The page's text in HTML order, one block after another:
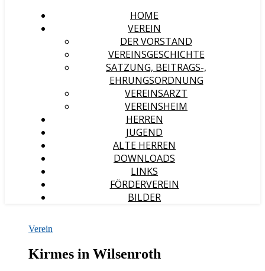
HOME
VEREIN
DER VORSTAND
VEREINSGESCHICHTE
SATZUNG, BEITRAGS-,
EHRUNGSORDNUNG
VEREINSARZT
VEREINSHEIM
HERREN
JUGEND
ALTE HERREN
DOWNLOADS
LINKS
FÖRDERVEREIN
BILDER
Verein
Kirmes in Wilsenroth